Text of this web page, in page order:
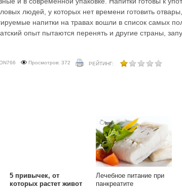
людей, у которых нет времени готовить
напитки на травах вошли в список самых
опыт пытаются перенять и другие страны,
Просмотров: 372 РЕЙТИНГ:
5 привычек, от
которых растет живот
Лечебное питание при
панкреатите